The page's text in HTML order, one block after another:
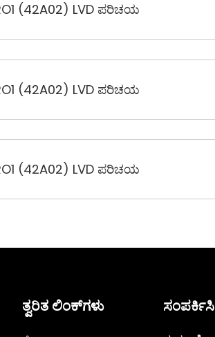
(42A02) LVD ಪರಿಚಯ
(42A02) LVD ಪರಿಚಯ
(42A02) LVD ಪರಿಚಯ
ತ್ವರಿತ ಲಿಂಕ್‌ಗಳು ಸಂಪರ್ಕಿಸಿ